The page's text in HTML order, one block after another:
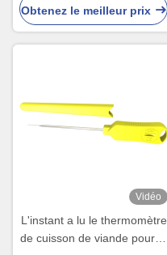
le BARBECUE
Obtenez le meilleur prix
Vidéo
L'instant a lu le thermomètre
de cuisson de viande pour le